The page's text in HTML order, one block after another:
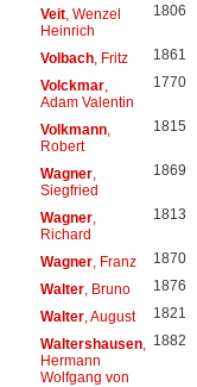
Veit, Wenzel
Heinrich
1806
Volbach, Fritz 1861
Volckmar,
Adam Valentin
1770
Volkmann,
Robert
1815
Wagner,
Siegfried
1869
Wagner,
Richard
1813
Wagner, Franz 1870
Walter, Bruno 1876
Walter, August 1821
Waltershausen,
Hermann
Wolfgang von
1882